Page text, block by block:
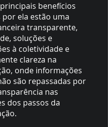
benefícios
ela estão uma
transparente,
soluções e
à coletividade e
clareza na
onde informações
são repassadas por
nas
dos passos da